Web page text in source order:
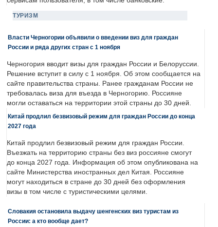
ТУРИЗМ
Власти Черногории объявили о введении виз для граждан
России и ряда других стран с 1 ноября
Черногория вводит визы для граждан России и Белоруссии.
Решение вступит в силу с 1 ноября. Об этом сообщается на
сайте правительства страны. Ранее гражданам России не
требовалась виза для въезда в Черногорию. Россияне
могли оставаться на территории этой страны до 30 дней.
Китай продлил безвизовый режим для граждан России до конца
2027 года
Китай продлил безвизовый режим для граждан России.
Въезжать на территорию страны без виз россияне смогут
до конца 2027 года. Информация об этом опубликована на
сайте Министерства иностранных дел Китая. Россияне
могут находиться в стране до 30 дней без оформления
визы в том числе с туристическими целями.
Словакия остановила выдачу шенгенских виз туристам из
России: а кто вообще дает?